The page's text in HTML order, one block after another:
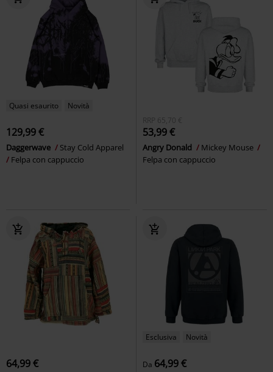
Quasi esaurito Novità
129,99 €
Daggerwave
Stay Cold Apparel
Felpa con cappuccio
RRP 65,70 €
53,99 €
Angry Donald
Mickey Mouse
Felpa con cappuccio
64,99 €
Esclusiva Novità
Da 64,99 €